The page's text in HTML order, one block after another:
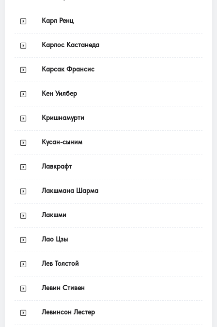
Карл Ренц
Карлос Кастанеда
Карсак Франсис
Кен Уилбер
Кришнамурти
Кусан-сыним
Лавкрафт
Лакшмана Шарма
Лакшми
Лао Цзы
Лев Толстой
Левин Стивен
Левинсон Лестер